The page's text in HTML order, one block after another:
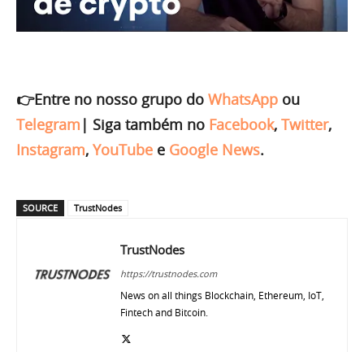
👉Entre no nosso grupo do WhatsApp ou
Telegram | Siga também no Facebook, Twitter,
Instagram, YouTube e Google News.
SOURCE TrustNodes
TrustNodes
https://trustnodes.com
News on all things Blockchain, Ethereum, IoT,
Fintech and Bitcoin.